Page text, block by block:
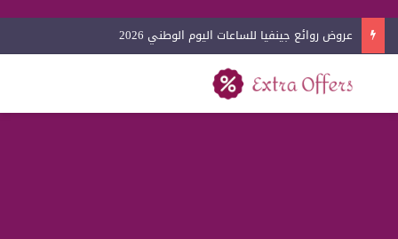
عروض لادون للساعات اليوم الوطني 2026
بحث عن